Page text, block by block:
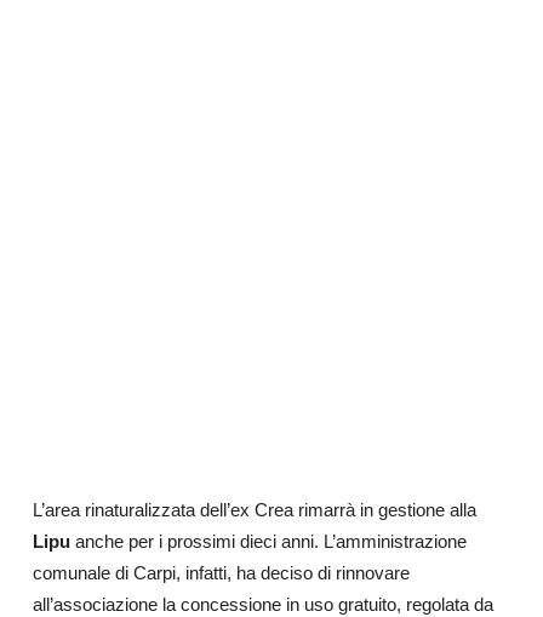
L’area rinaturalizzata dell’ex Crea rimarrà in gestione alla
Lipuanche per i prossimi dieci anni. L’amministrazione
comunale di Carpi, infatti, ha deciso di rinnovare
all’associazione la concessione in uso gratuito, regolata da